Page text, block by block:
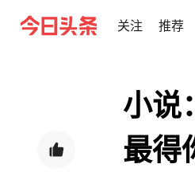
关注 推荐
小说
最得